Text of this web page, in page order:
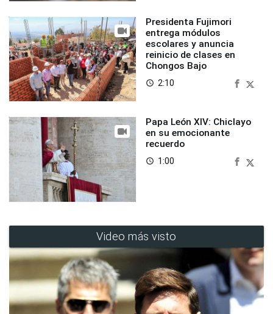
Presidenta Fujimori
entrega módulos
escolares y anuncia
reinicio de clases en
Chongos Bajo
access_time 2:10
Papa León XIV: Chiclayo
en su emocionante
recuerdo
access_time 1:00
Video más visto